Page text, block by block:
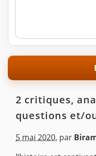
2 critiques,
questions et/
5 mai 2020, par